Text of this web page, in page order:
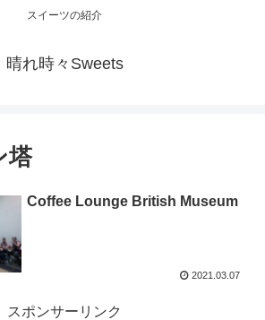
スイーツの紹介
晴れ時々Sweets
塔
Coffee Lounge British Museum
2021.03.07
スポンサーリンク